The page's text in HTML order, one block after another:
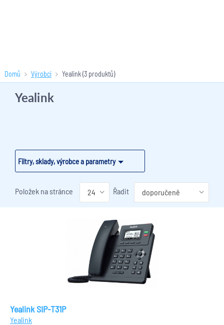
Domů Výrobci Yealink(3 produktů)
Filtry, sklady, výrobce a parametry
Yealink
Položek na stránce Řadit
Yealink SIP-T31P
Yealink